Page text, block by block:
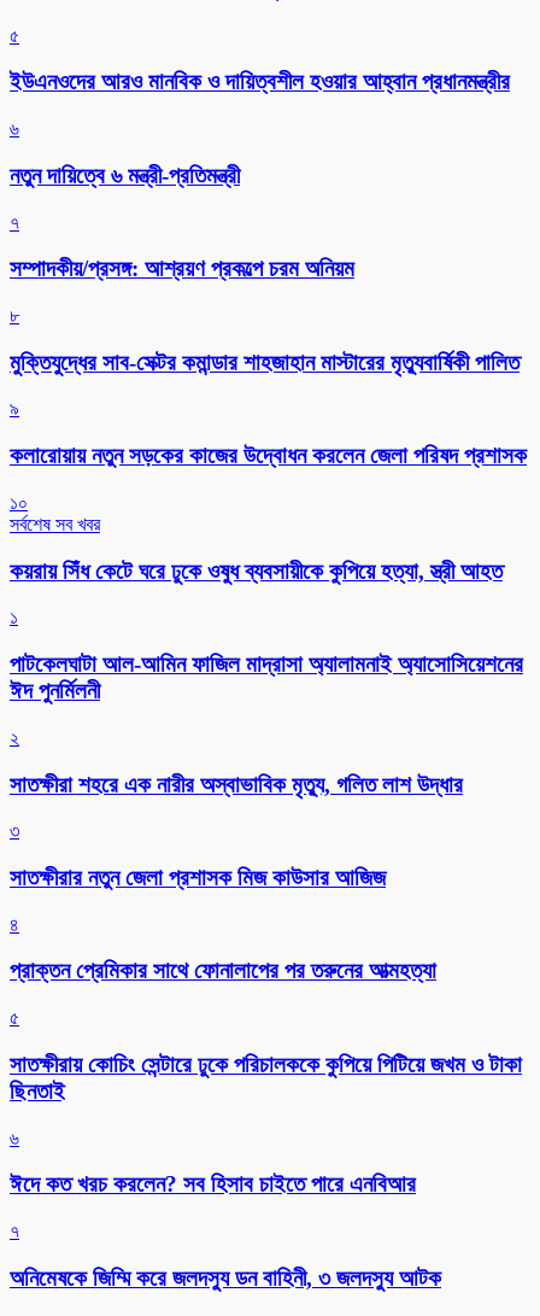
৫
ইউএনওদের আরও মানবিক ও দায়িত্বশীল হওয়ার আহ্বান প্রধানমন্ত্রীর
৬
নতুন দায়িত্বে ৬ মন্ত্রী-প্রতিমন্ত্রী
৭
সম্পাদকীয়/প্রসঙ্গ: আশ্রয়ণ প্রকল্পে চরম অনিয়ম
৮
মুক্তিযুদ্ধের সাব-সেক্টর কমান্ডার শাহজাহান মাস্টারের মৃত্যুবার্ষিকী পালিত
৯
কলারোয়ায় নতুন সড়কের কাজের উদ্বোধন করলেন জেলা পরিষদ প্রশাসক
১০
সর্বশেষ সব খবর
কয়রায় সিঁধ কেটে ঘরে ঢুকে ওষুধ ব্যবসায়ীকে কুপিয়ে হত্যা, স্ত্রী আহত
১
পাটকেলঘাটা আল-আমিন ফাজিল মাদ্রাসা অ্যালামনাই অ্যাসোসিয়েশনের
ঈদ পুনর্মিলনী
২
সাতক্ষীরা শহরে এক নারীর অস্বাভাবিক মৃত্যু, গলিত লাশ উদ্ধার
৩
সাতক্ষীরার নতুন জেলা প্রশাসক মিজ কাউসার আজিজ
৪
প্রাক্তন প্রেমিকার সাথে ফোনালাপের পর তরুনের আত্মহত্যা
৫
সাতক্ষীরায় কোচিং সেন্টারে ঢুকে পরিচালককে কুপিয়ে পিটিয়ে জখম ও টাকা
ছিনতাই
৬
ঈদে কত খরচ করলেন? সব হিসাব চাইতে পারে এনবিআর
৭
অনিমেষকে জিম্মি করে জলদস্যু ডন বাহিনী, ৩ জলদস্যু আটক